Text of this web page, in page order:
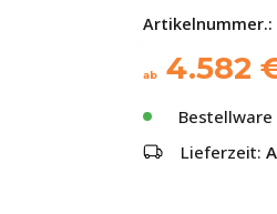
Artikelnummer.:
ab 4.582
Bestellware
Lieferzeit: